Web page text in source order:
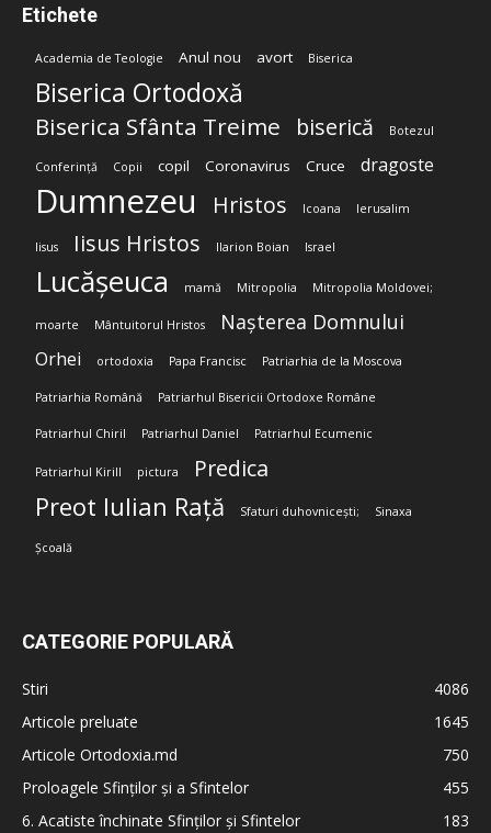
Etichete
Academia de Teologie Anul nou avort Biserica
Biserica Ortodoxă
Biserica Sfânta Treime biserică Botezul
Conferință Copii copil Coronavirus Cruce dragoste
Dumnezeu Hristos Icoana Ierusalim
Iisus Iisus Hristos Ilarion Boian Israel
Lucășeuca mamă Mitropolia Mitropolia Moldovei;
moarte Mântuitorul Hristos Nașterea Domnului
Orhei ortodoxia Papa Francisc Patriarhia de la Moscova
Patriarhia Română Patriarhul Bisericii Ortodoxe Române
Patriarhul Chiril Patriarhul Daniel Patriarhul Ecumenic
Patriarhul Kirill pictura Predica
Preot Iulian Rață Sfaturi duhovnicești; Sinaxa
Școală
CATEGORIE POPULARĂ
Stiri
4086
Articole preluate
1645
Articole Ortodoxia.md
750
Proloagele Sfinților și a Sfintelor
455
6. Acatiste închinate Sfinților și Sfintelor
183